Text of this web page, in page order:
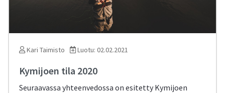
Kari Taimisto Luotu: 02.02.2021
Kymijoen tila 2020
Seuraavassa yhteenvedossa on esitetty Kymijoen